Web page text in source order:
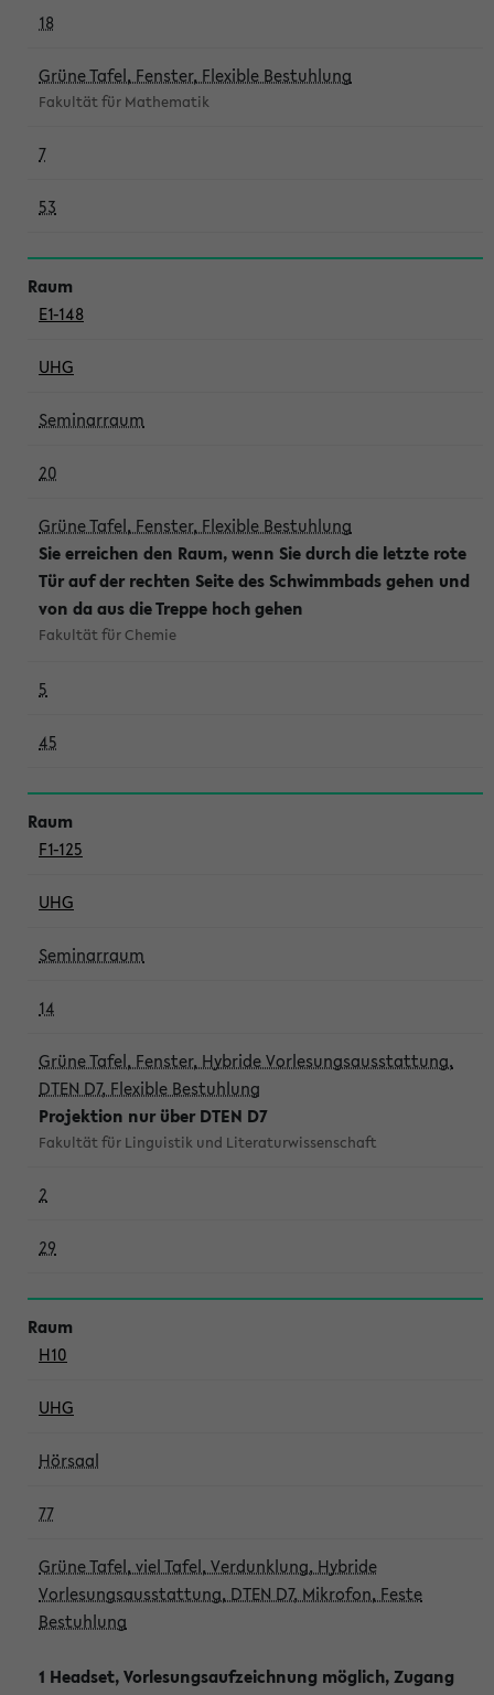
18
Grüne Tafel, Fenster, Flexible Bestuhlung
Fakultät für Mathematik
7
53
E1-148
UHG
Seminarraum
20
Grüne Tafel, Fenster, Flexible Bestuhlung
Sie erreichen den Raum, wenn Sie durch die letzte rote
Tür auf der rechten Seite des Schwimmbads gehen und
von da aus die Treppe hoch gehen
Fakultät für Chemie
5
45
F1-125
UHG
Seminarraum
14
Grüne Tafel, Fenster, Hybride Vorlesungsausstattung,
DTEN D7, Flexible Bestuhlung
Projektion nur über DTEN D7
Fakultät für Linguistik und Literaturwissenschaft
2
29
H10
UHG
Hörsaal
77
Grüne Tafel, viel Tafel, Verdunklung, Hybride
Vorlesungsausstattung, DTEN D7, Mikrofon, Feste
Bestuhlung
1 Headset, Vorlesungsaufzeichnung möglich, Zugang